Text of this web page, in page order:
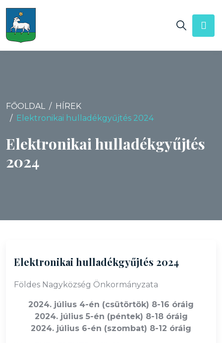
FŐOLDAL
HÍREK
Elektronikai hulladékgyűjtés 2024
Elektronikai hulladékgyűjtés
2024
Elektronikai hulladékgyűjtés 2024
Földes Nagyközség Önkormányzata
2024. július 4-én (csütörtök) 8-16 óráig
2024. július 5-én (péntek) 8-18 óráig
2024. július 6-én (szombat) 8-12 óráig